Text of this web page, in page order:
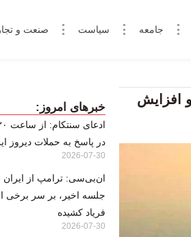
جامعه سیاست صنعت و
هوا و افزایش
خبرهای امروز:
در پاسخ به حملات دیروز
2026-07-30
ان‌بی‌سی: ترامپ از ایران
جلسه اخیر، بر سر برخی
فریاد کشیده
2026-07-30